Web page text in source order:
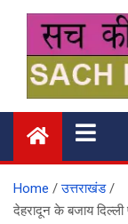
content
सच की
Home
उत्तराखंड
देहरादून के बजाय दिल्ली